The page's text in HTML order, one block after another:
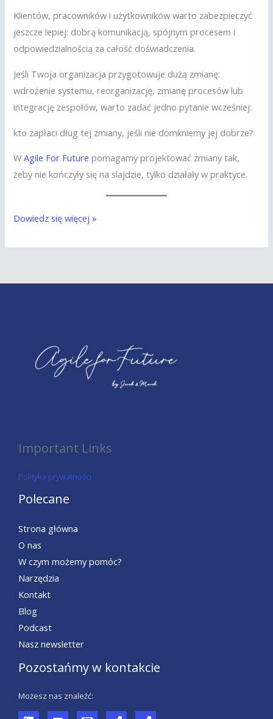
Klientów, pracowników i użytkowników warto zabezpieczyć
jeszcze lepiej: dobrą komunikacją, spójnym procesem i
odpowiedzialnością za całość doświadczenia.
Jeśli Twoja organizacja przygotowuje dużą zmianę:
wdrożenie systemu, reorganizację, zmianę procesów lub
integrację zespołów, warto zadać jedno pytanie wcześniej:
kto zapłaci dług tej zmiany, jeśli nie domkniemy jej dobrze?
WAgile For Future pomagamy projektować zmiany tak,
żeby nie kończyły się na slajdzie, tylko działały w praktyce.
Dowiedz się więcej »
Important Links
Polityka prywatności
Polecane
Strona główna
O nas
W czym możemy pomóc?
Narzędzia
Kontakt
Blog
Podcast
Nasz newsletter
Pozostańmy w kontakcie
Możesz nas znaleźć: